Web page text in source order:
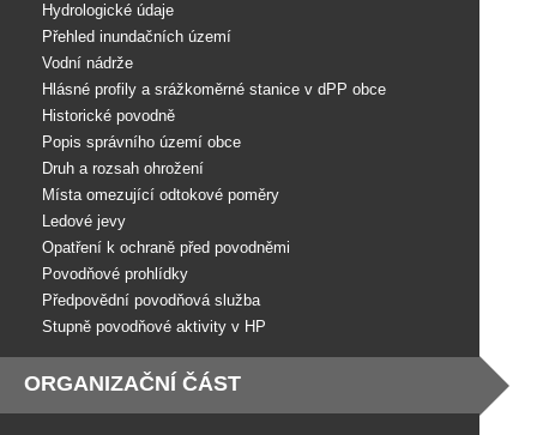
Hydrologické údaje
Přehled inundačních území
Vodní nádrže
Hlásné profily a srážkoměrné stanice v dPP obce
Historické povodně
Popis správního území obce
Druh a rozsah ohrožení
Místa omezující odtokové poměry
Ledové jevy
Opatření k ochraně před povodněmi
Povodňové prohlídky
Předpovědní povodňová služba
Stupně povodňové aktivity v HP
ORGANIZAČNÍ ČÁST